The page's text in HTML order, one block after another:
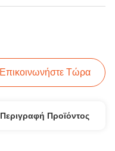
Επικοινωνήστε Τώρα
Περιγραφή Προϊόντος